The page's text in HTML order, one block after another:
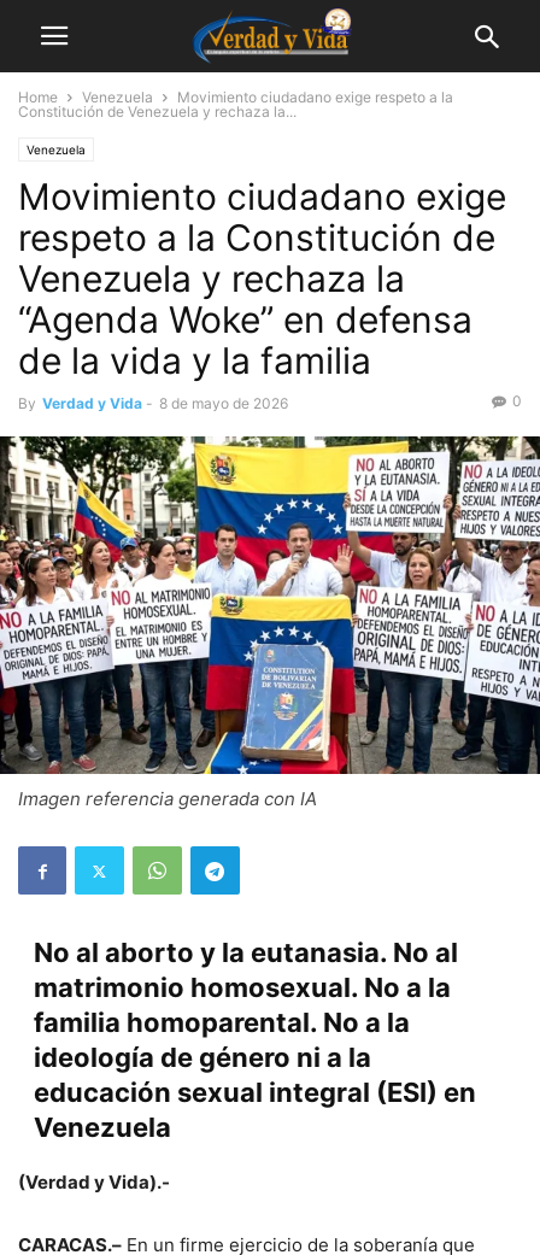
Home Venezuela
Movimiento ciudadano exige respeto a la
Constitución de Venezuela y rechaza la...
Venezuela
Movimiento ciudadano exige
respeto a la Constitución de
Venezuela y rechaza la
“Agenda Woke” en defensa
de la vida y la familia
By Verdad y Vida - 8 de mayo de 2026 0
Imagen referencia generada con IA
No al aborto y la eutanasia. No al
matrimonio homosexual. No a la
familia homoparental. No a la
ideología de género ni a la
educación sexual integral (ESI) en
Venezuela
(Verdad y Vida).-
CARACAS.– En un firme ejercicio de la soberanía que